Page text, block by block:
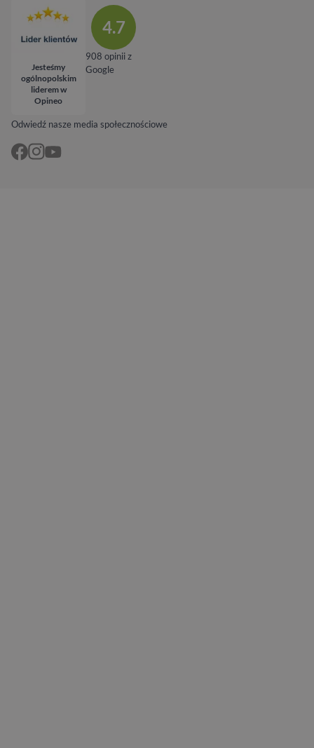
Odwiedź nasze media społecznościowe
Jesteśmy
ogólnopolskim
liderem w
Opineo
4.7
908 opinii z
Google